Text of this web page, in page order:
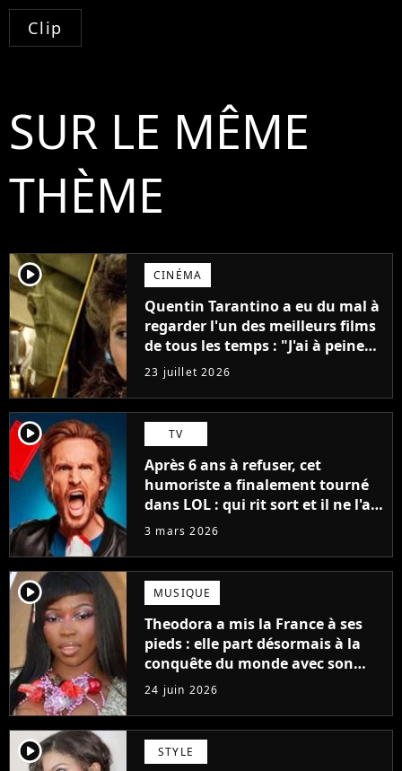
Clip
SUR LE MÊME
THÈME
player2 CINÉMA
Quentin Tarantino a eu du mal à
regarder l'un des meilleurs films
de tous les temps : "J'ai à peine
réussi à aller jusqu'au générique
de fin"
23 juillet 2026
player2 TV
Après 6 ans à refuser, cet
humoriste a finalement tourné
dans LOL : qui rit sort et il ne l'a
pas fait pour l'argent, "J'ai
3 mars 2026
player2 MUSIQUE
Theodora a mis la France à ses
pieds : elle part désormais à la
conquête du monde avec son
premier gros feat international
24 juin 2026
player2 STYLE